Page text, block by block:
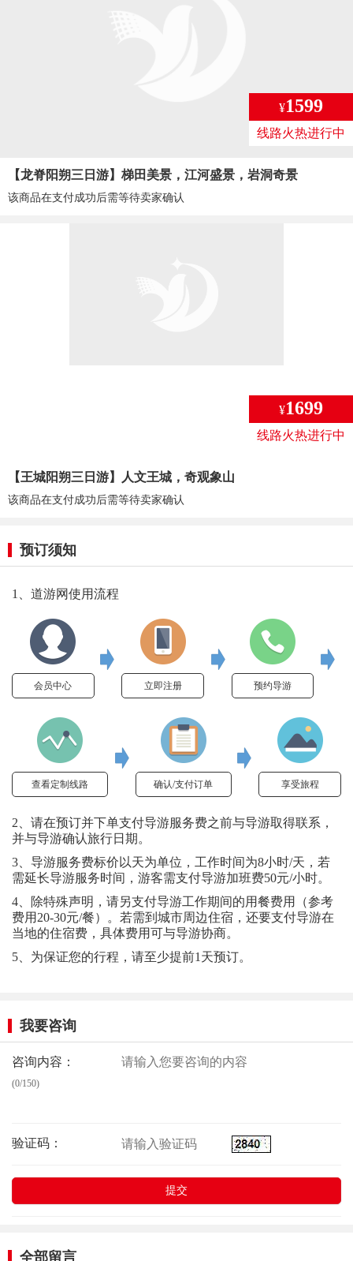
¥1599
线路火热进行中
【龙脊阳朔三日游】梯田美景，江河盛景，岩洞奇景
该商品在支付成功后需等待卖家确认
¥1699
线路火热进行中
【王城阳朔三日游】人文王城，奇观象山
该商品在支付成功后需等待卖家确认
预订须知
1、道游网使用流程
会员中心 立即注册 预约导游
查看定制线路 确认/支付订单 享受旅程
2、请在预订并下单支付导游服务费之前与导游取得联系，
并与导游确认旅行日期。
3、导游服务费标价以天为单位，工作时间为8小时/天，若
需延长导游服务时间，游客需支付导游加班费50元/小时。
4、除特殊声明，请另支付导游工作期间的用餐费用（参考
费用20-30元/餐）。若需到城市周边住宿，还要支付导游在
当地的住宿费，具体费用可与导游协商。
5、为保证您的行程，请至少提前1天预订。
我要咨询
咨询内容：
(0/150)
验证码：
全部留言